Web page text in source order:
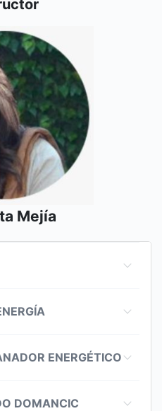
Mejía
ENERGÉTICO
DOMANCIC